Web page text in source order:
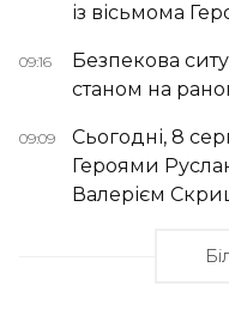
із вісьмома
09:16
Безпекова
станом на
09:09
Сьогодні, 8
Героями
Валерієм